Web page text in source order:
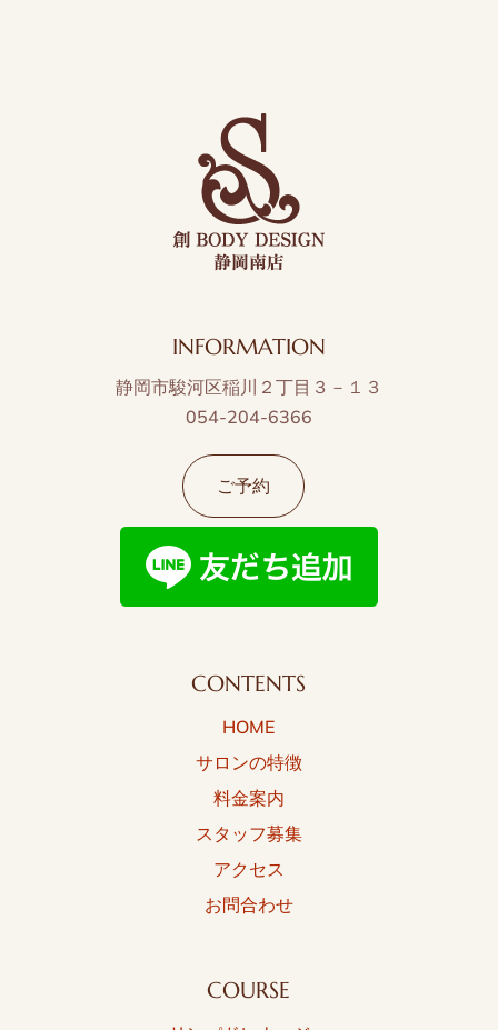
INFORMATION
静岡市駿河区稲川２丁目３－１３
054-204-6366
ご予約
CONTENTS
HOME
サロンの特徴
料金案内
スタッフ募集
アクセス
お問合わせ
COURSE